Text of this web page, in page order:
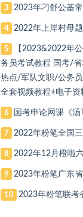
3 2023年刁舒公基
4 2022年上岸村母
5
【2023&2022年
务员考试教程 国考/
热点/军队文职/公务
全套视频教程+电子
6 国考申论网课《汤
7 2022年粉笔全国
8 2022年12月橙啦
9 2023年粉笔广东
10 2023年粉笔联考